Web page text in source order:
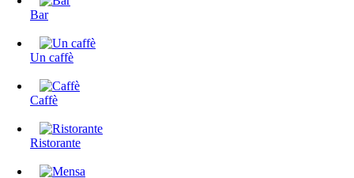
Bar
Un caffè
Caffè
Ristorante